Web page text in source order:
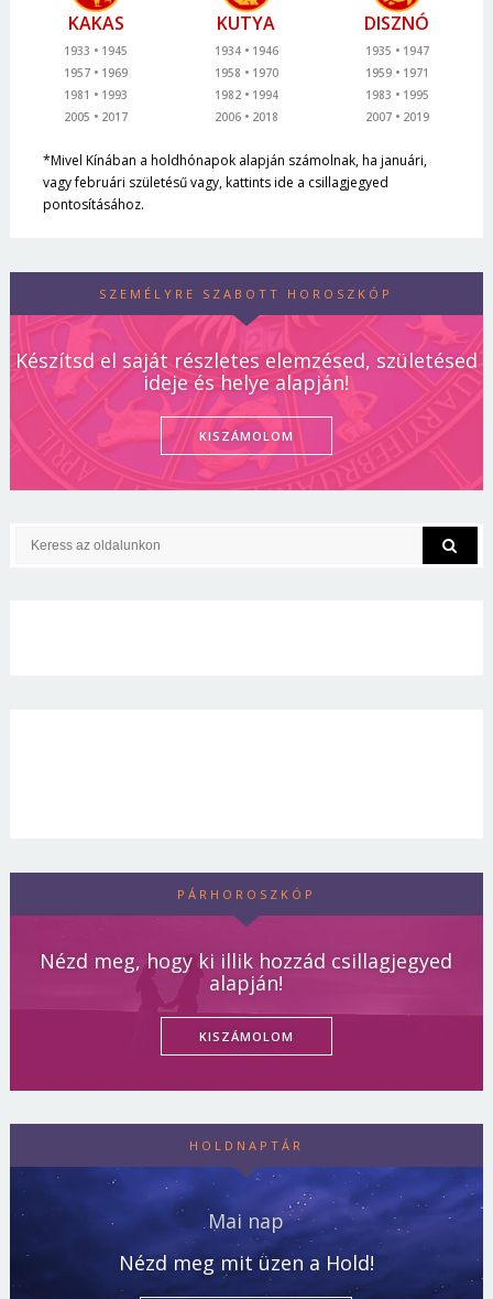
KAKAS
1933
1945
1957
1969
1981
1993
2005
2017
KUTYA
1934
1946
1958
1970
1982
1994
2006
2018
DISZNÓ
1935
1947
1959
1971
1983
1995
2007
2019
*Mivel Kínában a holdhónapok alapján számolnak, ha januári,
vagy februári születésű vagy, kattints ide a csillagjegyed
pontosításához.
SZEMÉLYRE SZABOTT HOROSZKÓP
Készítsd el saját részletes elemzésed, születésed
ideje és helye alapján!
KISZÁMOLOM
PÁRHOROSZKÓP
Nézd meg, hogy ki illik hozzád csillagjegyed
alapján!
KISZÁMOLOM
HOLDNAPTÁR
Mai nap
Nézd meg mit üzen a Hold!